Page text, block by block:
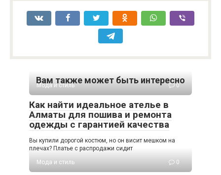
Вам также может быть интересно
Мода и стиль 0
Как найти идеальное ателье в
Алматы для пошива и ремонта
одежды с гарантией качества
Вы купили дорогой костюм, но он висит мешком на
плечах? Платье с распродажи сидит
Мода и стиль
0